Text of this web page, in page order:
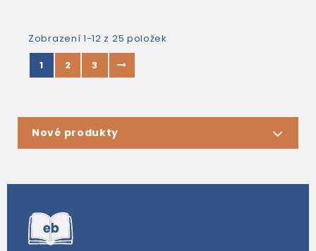
Zobrazení 1-12 z 25 položek
1
2 3
Nové produkty